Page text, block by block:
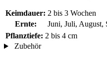
Keimdauer: 2 bis 3 Wochen
Ernte:
Juni, Juli, August,
Pflanztiefe: 2 bis 4 cm
Zubehör